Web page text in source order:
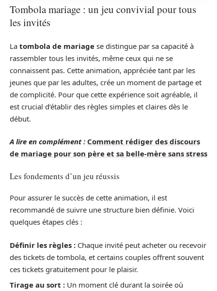
Tombola mariage : un jeu convivial pour tous
les invités
La tombola de mariage se distingue par sa capacité à
rassembler tous les invités, même ceux qui ne se
connaissent pas. Cette animation, appréciée tant par les
jeunes que par les adultes, crée un moment de partage et
de complicité. Pour que cette expérience soit agréable, il
est crucial d’établir des règles simples et claires dès le
début.
A lire en complément : Comment rédiger des discours
de mariage pour son père et sa belle-mère sans stress
Les fondements d’un jeu réussis
Pour assurer le succès de cette animation, il est
recommandé de suivre une structure bien définie. Voici
quelques étapes clés :
Définir les règles : Chaque invité peut acheter ou recevoir
des tickets de tombola, et certains couples offrent souvent
ces tickets gratuitement pour le plaisir.
Tirage au sort : Un moment clé durant la soirée où